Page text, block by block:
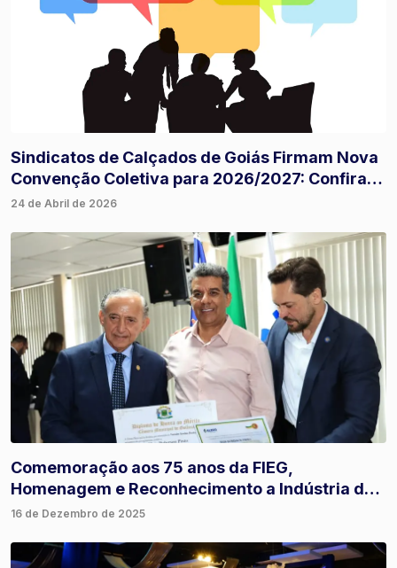
Sindicatos de Calçados de Goiás Firmam Nova
Convenção Coletiva para 2026/2027: Confira
as Mudanças
24 de Abril de 2026
Comemoração aos 75 anos da FIEG,
Homenagem e Reconhecimento a Indústria de
Goiás
16 de Dezembro de 2025